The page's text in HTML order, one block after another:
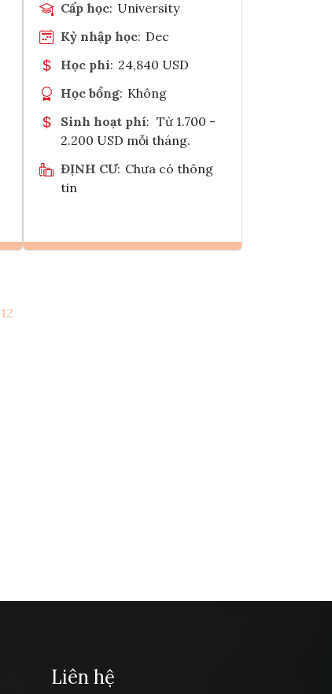
Cấp học: University
Kỳ nhập học: Dec
Học phí: 24,840 USD
Học bổng: Không
Sinh hoạt phí: Từ 1.700 -
2.200 USD mỗi tháng.
ĐỊNH CƯ: Chưa có thông
tin
12
Liên hệ